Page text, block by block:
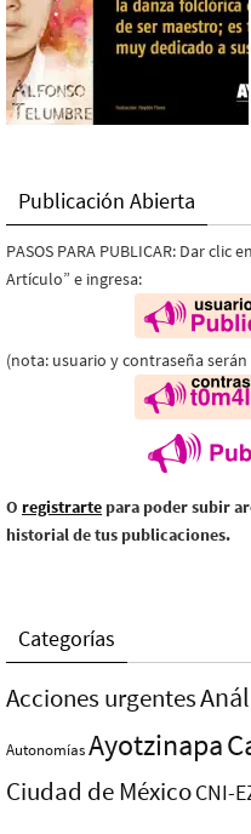
Publicación Abierta
PASOS PARA PUBLICAR: Dar
Artículo” e ingresa:
(nota: usuario y contraseña
O registrarte para poder subir
historial de tus publicaciones.
Categorías
Acciones urgentes
AutonomíasAyotzinapa
Ciudad de MéxicoCNI-